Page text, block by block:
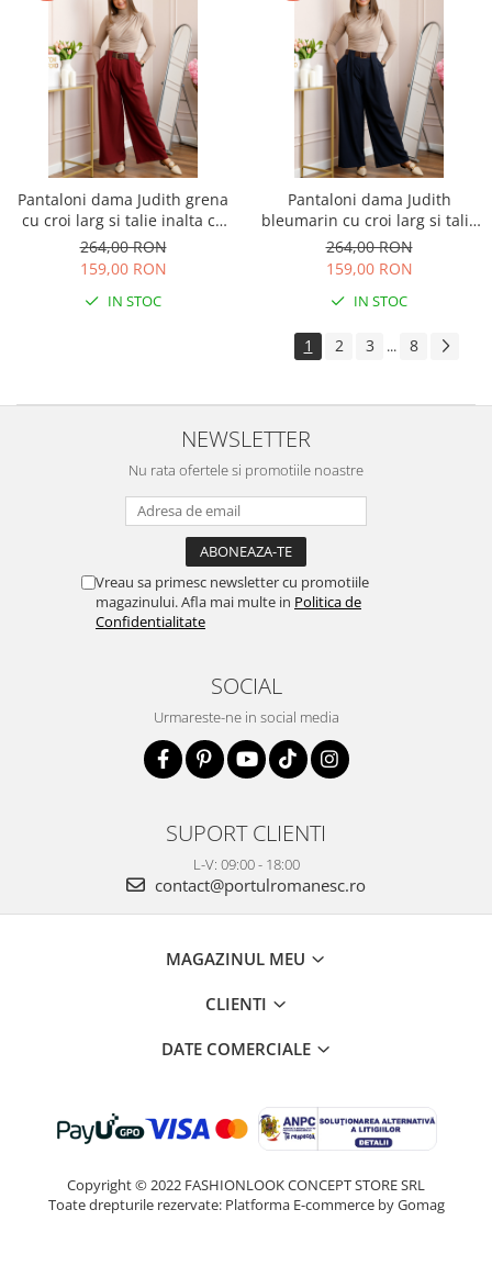
Pantaloni dama Judith grena
cu croi larg si talie inalta cu
curea
264,00 RON
159,00 RON
IN STOC
Pantaloni dama Judith
bleumarin cu croi larg si talie
inalta cu curea
264,00 RON
159,00 RON
IN STOC
1 2 3 ... 8
NEWSLETTER
Nu rata ofertele si promotiile noastre
Vreau sa primesc newsletter cu promotiile
magazinului. Afla mai multe in Politica de
Confidentialitate
SOCIAL
Urmareste-ne in social media
SUPORT CLIENTI
L-V: 09:00 - 18:00
contact@portulromanesc.ro
MAGAZINUL MEU
CLIENTI
DATE COMERCIALE
Copyright © 2022 FASHIONLOOK CONCEPT STORE SRL
Toate drepturile rezervate: Platforma E-commerce by Gomag